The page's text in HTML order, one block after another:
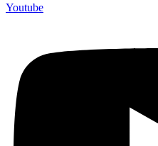
Youtube